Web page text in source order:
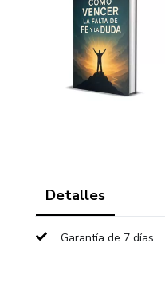
Detalles
Garantía de 7 días